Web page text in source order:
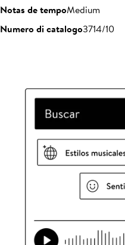
Notas de tempoMedium
Numero di catalogo3714/10